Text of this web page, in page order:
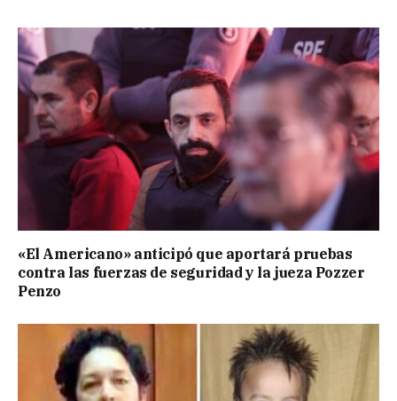
«El Americano» anticipó que aportará pruebas
contra las fuerzas de seguridad y la jueza Pozzer
Penzo